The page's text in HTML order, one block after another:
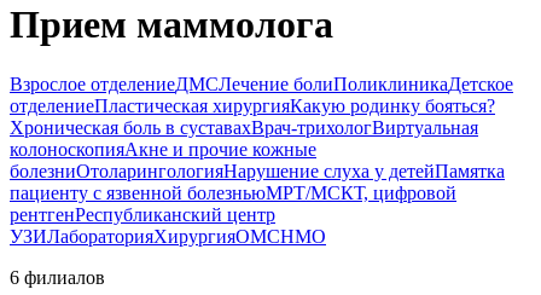
Прием маммолога
Взрослое отделениеДМСЛечение болиПоликлиникаДетское
отделениеПластическая хирургияКакую родинку бояться?
Хроническая боль в суставахВрач-трихологВиртуальная
колоноскопияАкне и прочие кожные
болезниОтоларингологияНарушение слуха у детейПамятка
пациенту с язвенной болезньюМРТ/МСКТ, цифровой
рентгенРеспубликанский центр
УЗИЛабораторияХирургияОМСНМО
6 филиалов